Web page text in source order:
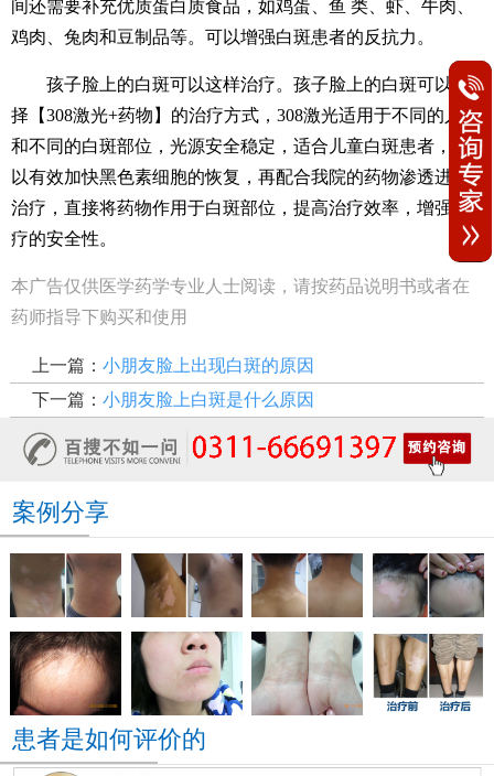
间还需要补充优质蛋白质食品，如鸡蛋、鱼 类、虾、牛肉、
鸡肉、兔肉和豆制品等。可以增强白斑患者的反抗力。
孩子脸上的白斑可以这样治疗。孩子脸上的白斑可以选
择【308激光+药物】的治疗方式，308激光适用于不同的人群
和不同的白斑部位，光源安全稳定，适合儿童白斑患者，可
以有效加快黑色素细胞的恢复，再配合我院的药物渗透进行
治疗，直接将药物作用于白斑部位，提高治疗效率，增强治
疗的安全性。
本广告仅供医学药学专业人士阅读，请按药品说明书或者在
药师指导下购买和使用
上一篇： 小朋友脸上出现白斑的原因
下一篇： 小朋友脸上白斑是什么原因
案例分享
患者是如何评价的